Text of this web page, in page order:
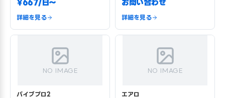
¥667/日〜
詳細を見る
お問い合わせ
詳細を見る
NO IMAGE
バイブプロ2
NO IMAGE
エアロ